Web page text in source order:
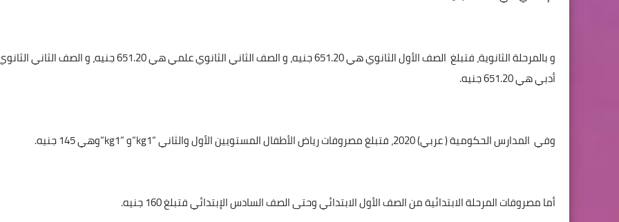
و بالمرحلة الثانوية، فتبلغ
الصف الأول الثانوي هي 651.20 جنيه، و الصف الثاني الثانوي علمي هي 651.20 جنيه، و الصف الثاني
أدبي هي 651.20 جنيه.
وفي المدارس الحكومية ( عربي) 2020، فتبلغ مصروفات رياض الأطفال المستويين الأول والثاني “ kg1“و “kg1“وهي 145 جنيه.
أما مصروفات المرحلة الابتدائية من الصف الأول الابتدائي وحتى الصف السادس الإبتدائي فتبلغ 160 جنيه.